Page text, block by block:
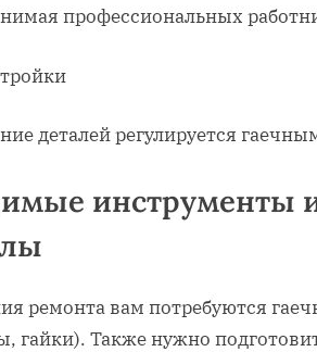
профессиональных
деталей регулируется
инструменты
ремонта вам потребуются
гайки). Также нужно